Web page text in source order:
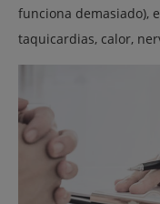
funciona demasiado),
taquicardias, calor,